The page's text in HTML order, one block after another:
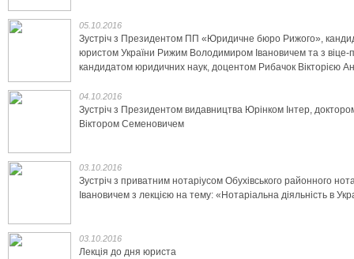
05.10.2016
Зустріч з Президентом ПП «Юридичне бюро Рижого»,
юристом України Рижим Володимиром Івановичем та з
кандидатом юридичних наук, доцентом Рибачок Вікторією
04.10.2016
Зустріч з Президентом видавництва Юрінком Інтер,
Віктором Семеновичем
03.10.2016
Зустріч з приватним нотаріусом Обухівського районного
Івановичем з лекцією на тему: «Нотаріальна діяльність в
03.10.2016
Лекція до дня юриста